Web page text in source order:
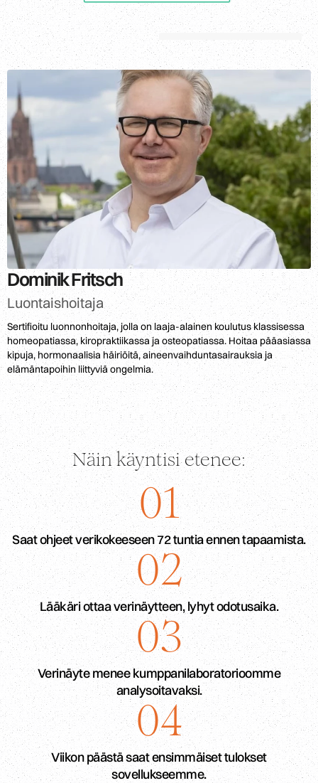
Katso kaikki toimipisteet
Dominik Fritsch
Luontaishoitaja
Sertifioitu luonnonhoitaja, jolla on laaja-alainen koulutus klassisessa
homeopatiassa, kiropraktiikassa ja osteopatiassa. Hoitaa pääasiassa
kipuja, hormonaalisia häiriöitä, aineenvaihduntasairauksia ja
elämäntapoihin liittyviä ongelmia.
Näin käyntisi etenee:
01
Saat ohjeet verikokeeseen 72 tuntia ennen tapaamista.
02
Lääkäri ottaa verinäytteen, lyhyt odotusaika.
03
Verinäyte menee kumppanilaboratorioomme
analysoitavaksi.
04
Viikon päästä saat ensimmäiset tulokset
sovellukseemme.